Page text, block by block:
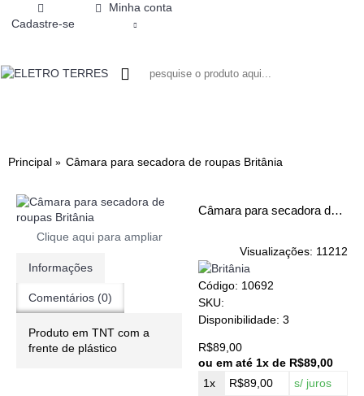
Cadastre-se
Minha conta
Principal Câmara para secadora de roupas Britânia
Clique aqui para ampliar
Informações
Comentários (0)
Produto em TNT com a
frente de plástico
Câmara para secadora de roupas Britânia
Visualizações: 11212
Código: 10692
SKU:
Disponibilidade: 3
R$89,00
ou em até 1x de R$89,00
1x
R$89,00 s/ juros